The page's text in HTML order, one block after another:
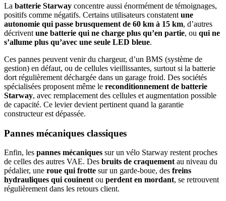
La batterie Starway concentre aussi énormément de témoignages,
positifs comme négatifs. Certains utilisateurs constatent une
autonomie qui passe brusquement de 60 km à 15 km, d’autres
décrivent une batterie qui ne charge plus qu’en partie, ou qui ne
s’allume plus qu’avec une seule LED bleue.
Ces pannes peuvent venir du chargeur, d’un BMS (système de
gestion) en défaut, ou de cellules vieillissantes, surtout si la batterie
dort régulièrement déchargée dans un garage froid. Des sociétés
spécialisées proposent même le reconditionnement de batterie
Starway, avec remplacement des cellules et augmentation possible
de capacité. Ce levier devient pertinent quand la garantie
constructeur est dépassée.
Pannes mécaniques classiques
Enfin, les pannes mécaniques sur un vélo Starway restent proches
de celles des autres VAE. Des bruits de craquementau niveau du
pédalier, une roue qui frotte sur un garde‑boue, des freins
hydrauliques qui couinentou perdent en mordant, se retrouvent
régulièrement dans les retours client.